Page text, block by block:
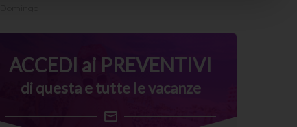
ACCEDI ai PREVENTIVI
di questa e tutte le vacanze